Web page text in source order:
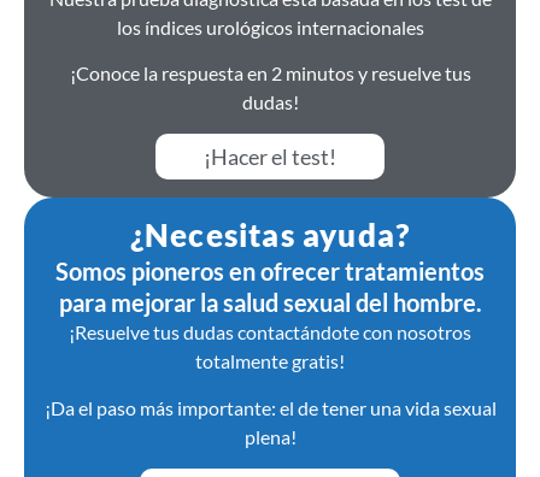
los índices urológicos internacionales
¡Conoce la respuesta en 2 minutos y resuelve tus
dudas!
¡Hacer el test!
¿Necesitas ayuda?
Somos pioneros en ofrecer tratamientos
para mejorar la salud sexual del hombre.
¡Resuelve tus dudas contactándote con nosotros
totalmente gratis!
¡Da el paso más importante: el de tener una vida sexual
plena!